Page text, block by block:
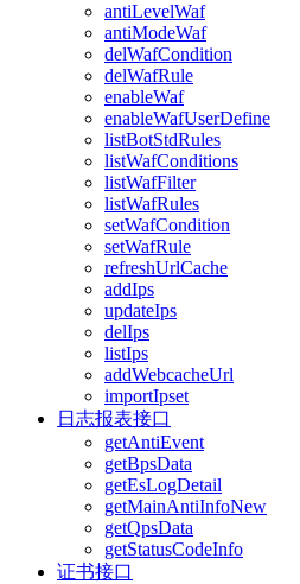
antiLevelWaf
antiModeWaf
delWafCondition
delWafRule
enableWaf
enableWafUserDefine
listBotStdRules
listWafConditions
listWafFilter
listWafRules
setWafCondition
setWafRule
refreshUrlCache
addIps
updateIps
delIps
listIps
addWebcacheUrl
importIpset
日志报表接口
getAntiEvent
getBpsData
getEsLogDetail
getMainAntiInfoNew
getQpsData
getStatusCodeInfo
证书接口